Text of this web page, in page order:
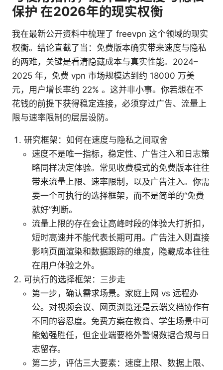
保护 在2026年的现实权衡
我在最新公开资料中梳理了 freevpn 这个领域的现实
权衡。结论直截了当：免费版本确实带来速度与隐私
的两难，关键是看清隐藏成本与真实性能。2024–
2025 年，免费 vpn 市场规模达到约 18000 万美
元，用户增长率约 22% 。这并非小事。你若想在不
花钱的前提下获得稳定连接，必须穿过广告、流量上
限与速率限制的层层设防。
研究框架：如何在速度与隐私之间取舍
速度不是唯一指标，稳定性、广告注入和日志策
略同样决定体验。常见收费模式的免费版本往往
带来流量上限、速率限制，以及广告注入。你需
要一个可执行的选择框架，而不是简单的“免费
就好”判断。
流量上限的存在会让高峰时段的体验大打折扣，
短时高速并不能代表长期可用。广告注入则直接
影响页面渲染和数据跟踪的维度，隐藏成本往往
在用户体验之外。
可执行的选择框架：三步走
第一步，确认需求场景。家庭上网 vs 远程办
公。对视频会议、网页浏览还是云端文档协作有
不同的容忍度。免费方案在教育、学生场景中可
能勉强胜任，但企业端要格外警惕数据合规与日
志留存。
第二步，评估三大要素：速度上限、数据上限、